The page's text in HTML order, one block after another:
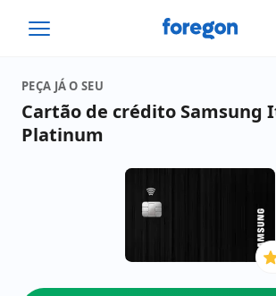
Foregon.com
PEÇA JÁ O SEU
Cartão de crédito Samsung
Platinum
4